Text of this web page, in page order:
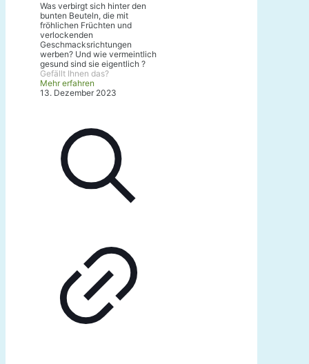
Was verbirgt sich hinter den
bunten Beuteln, die mit
fröhlichen Früchten und
verlockenden
Geschmacksrichtungen
werben? Und wie vermeintlich
gesund sind sie eigentlich ?
Gefällt Ihnen das?
Mehr erfahren
13. Dezember 2023